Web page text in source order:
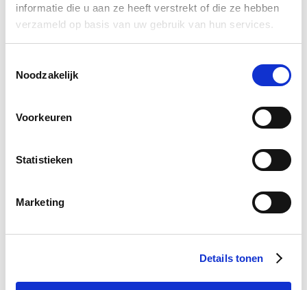
informatie die u aan ze heeft verstrekt of die ze hebben
verzameld op basis van uw gebruik van hun services.
Noodzakelijk
Voorkeuren
Statistieken
Marketing
Details tonen
Conrad Connect zal op 16.12.2021 volledig
worden stopgezet.
hun eigen projecten hebben aangemaakt,
MEER